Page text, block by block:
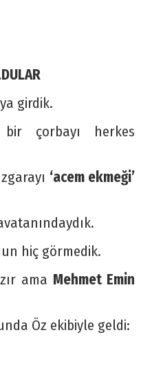
girdik.
çorbayı herkes
‘acem ekmeği’
hiç görmedik.
ama Mehmet Emin
Öz ekibiyle geldi: